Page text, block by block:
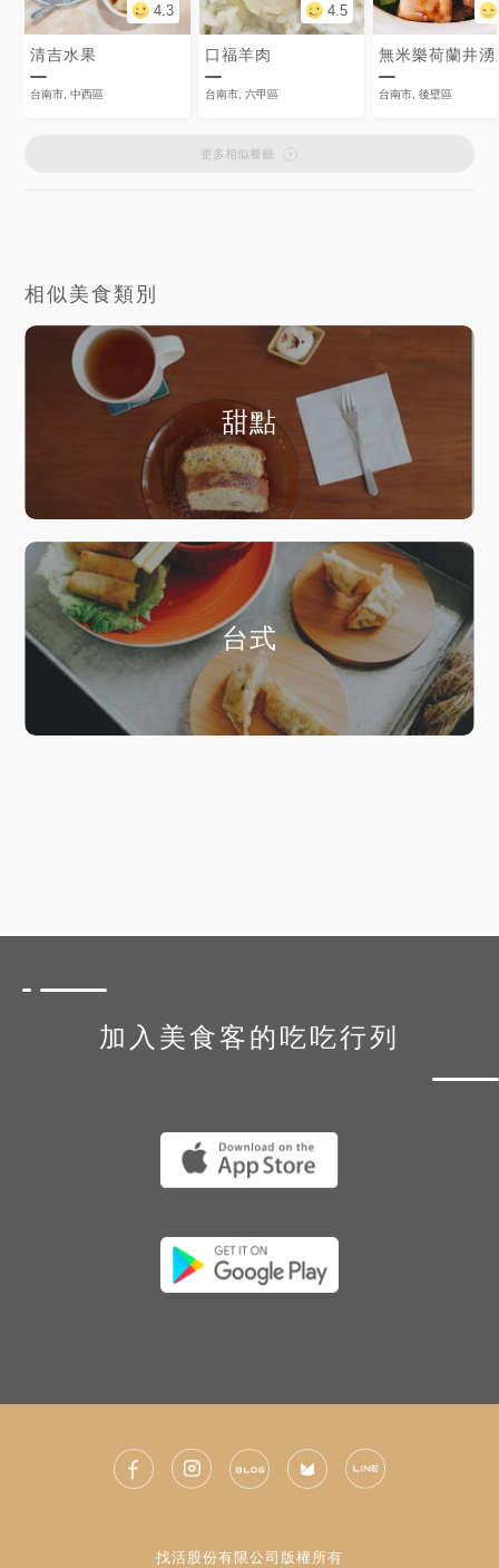
4.3
清吉水果
台南市, 中西區
4.5
口福羊肉
台南市, 六甲區 台南市, 後壁區
更多相似餐廳
相似美食類別
甜點
台式
加入美食客的吃吃行列
找活股份有限公司版權所有